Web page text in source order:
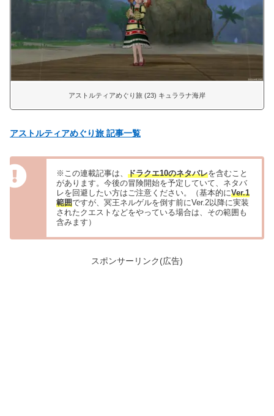
アストルティアめぐり旅 (23) キュララナ海岸
アストルティアめぐり旅 記事一覧
※この連載記事は、 ドラクエ10のネタバレを含むこと
があります。今後の冒険開始を予定していて、ネタバ
レを回避したい方はご注意ください。（基本的にVer.1
範囲ですが、冥王ネルゲルを倒す前にVer.2以降に実装
されたクエストなどをやっている場合は、その範囲も
含みます）
スポンサーリンク(広告)